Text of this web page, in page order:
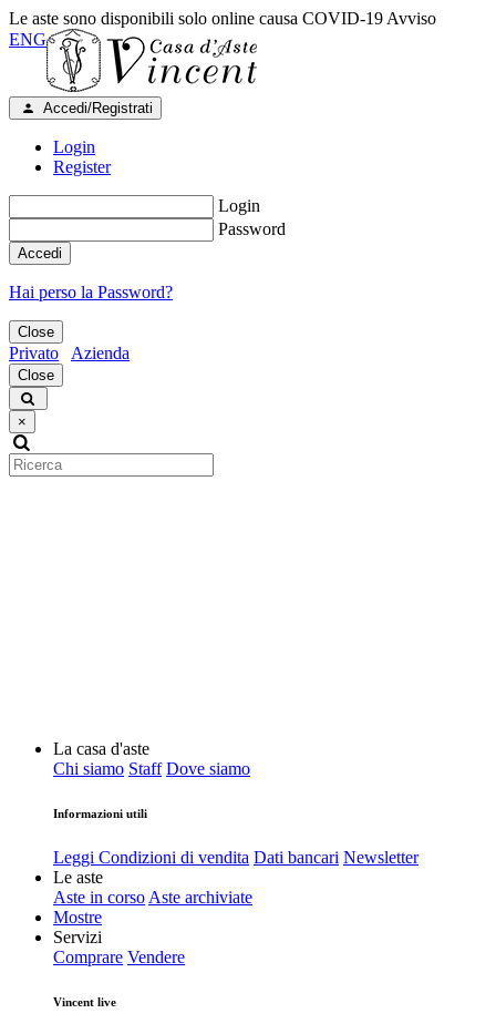
Le aste sono disponibili solo online causa COVID-19 Avviso
ENG
Accedi/Registrati
Login
Register
Login
Password
Accedi
Hai perso la Password?
Close
Privato Azienda
Close
×
La casa d'aste
Chi siamo Staff Dove siamo
Informazioni utili
Leggi Condizioni di vendita Dati bancari Newsletter
Le aste
Aste in corso Aste archiviate
Mostre
Servizi
Comprare Vendere
Vincent live